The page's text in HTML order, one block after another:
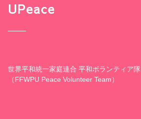
UPeace
世界平和統一家庭連合 平和ボランティア隊
（FFWPU Peace Volunteer Team）